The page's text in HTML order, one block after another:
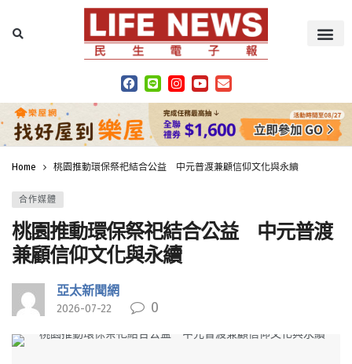
Home 桃園推動環保祭祀結合公益 中元普渡兼顧信仰文化與永續
合作媒體
桃園推動環保祭祀結合公益 中元普渡
兼顧信仰文化與永續
亞太新聞網
2026-07-22 0